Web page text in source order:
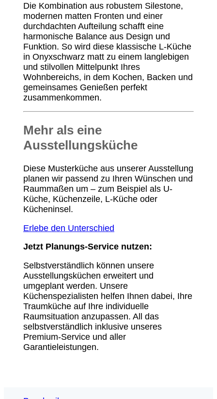
Die Kombination aus robustem Silestone,
modernen matten Fronten und einer
durchdachten Aufteilung schafft eine
harmonische Balance aus Design und
Funktion. So wird diese klassische L-Küche
in Onyxschwarz matt zu einem langlebigen
und stilvollen Mittelpunkt Ihres
Wohnbereichs, in dem Kochen, Backen und
gemeinsames Genießen perfekt
zusammenkommen.
Mehr als eine
Ausstellungsküche
Diese Musterküche aus unserer Ausstellung
planen wir passend zu Ihren Wünschen und
Raummaßen um – zum Beispiel als U-
Küche, Küchenzeile, L-Küche oder
Kücheninsel.
Erlebe den Unterschied
Jetzt Planungs-Service nutzen:
Selbstverständlich können unsere
Ausstellungsküchen erweitert und
umgeplant werden. Unsere
Küchenspezialisten helfen Ihnen dabei, Ihre
Traumküche auf Ihre individuelle
Raumsituation anzupassen. All das
selbstverständlich inklusive unseres
Premium-Service und aller
Garantieleistungen.